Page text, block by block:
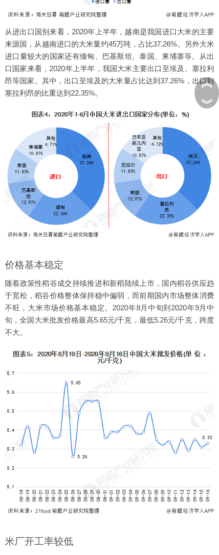
从进出口国别来看，2020年上半年，越南是我国进口大米的主要
来源国，从越南进口的大米量约45万吨，占比37.26%。另外大米
进口量较大的国家还有缅甸、巴基斯坦、泰国、柬埔寨等。从出
口国家来看，2020年上半年，我国大米主要出口至埃及、塞拉利
昂等国家。其中，出口至埃及的大米量占比达到37.26%，出口到
塞拉利昂的比重达到22.35%。
价格基本稳定
随着政策性稻谷成交持续推进和新稻陆续上市，国内稻谷供应趋
于宽松，稻谷价格整体保持稳中偏弱，而前期国内市场整体消费
不旺，大米市场价格基本稳定。2020年8月中旬到2020年9月中
旬，全国大米批发价格最高5.65元/千克，最低5.26元/千克，跨度
不大。
米厂开工率较低
︽
︾